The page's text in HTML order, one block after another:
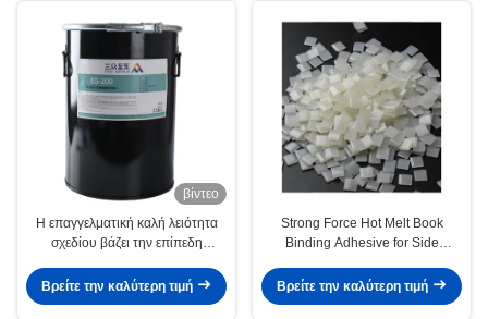
βίντεο
Η επαγγελματική καλή λειότητα
σχεδίου βάζει την επίπεδη
μετάλλων κόλλας βασισμένη στο
Βρείτε την καλύτερη τιμή
Strong Force Hot Melt Book
Binding Adhesive for Side
Βρείτε την καλύτερη τιμή